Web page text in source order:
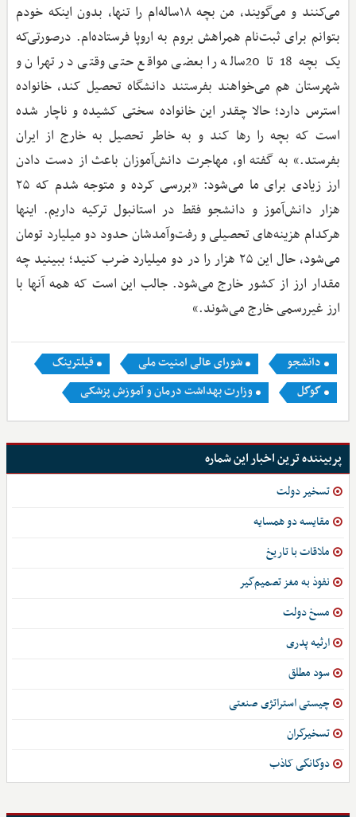
می‌کنند و می‌گویند، من بچه ۱۸ساله‌ام را تنها، بدون اینکه خودم
بتوانم برای ثبت‌نام همراهش بروم به اروپا فرستاده‌ام. درصورتی‌که
یک بچه 18 تا 20ساله را بعضی مواقع حتی وقتی در تهران و
شهرستان هم می‌خواهند بفرستند دانشگاه تحصیل کند، خانواده
استرس دارد؛ حالا چقدر این خانواده سختی کشیده و ناچار شده
است که بچه را رها کند و به خاطر تحصیل به خارج از ایران
بفرستد.» به گفته او، مهاجرت دانش‌آموزان باعث از دست دادن
ارز زیادی برای ما می‌شود: «بررسی کرده و متوجه شدم که ۲۵
هزار دانش‌آموز و دانشجو فقط در استانبول ترکیه داریم. اینها
هرکدام هزینه‌های تحصیلی و رفت‌وآمدشان حدود دو میلیارد تومان
می‌شود، حال این ۲۵ هزار را در دو میلیارد ضرب کنید؛ ببینید چه
مقدار ارز از کشور خارج می‌شود. جالب این است که همه آنها با
ارز غیررسمی خارج می‌شوند.»
دانشجو شورای عالی امنیت ملی
فیلترینگ
گوگل
وزارت بهداشت درمان و آموزش پزشکی
پربیننده ترین اخبار این شماره
تسخیر دولت
مقایسه دو همسایه
ملاقات با تاریخ
نفوذ به مغز تصمیم‌گیر
مسخ دولت
ارثیه پدری
سود مطلق
چیستی استراتژی صنعتی
تسخیرگران
دوگانگی کاذب